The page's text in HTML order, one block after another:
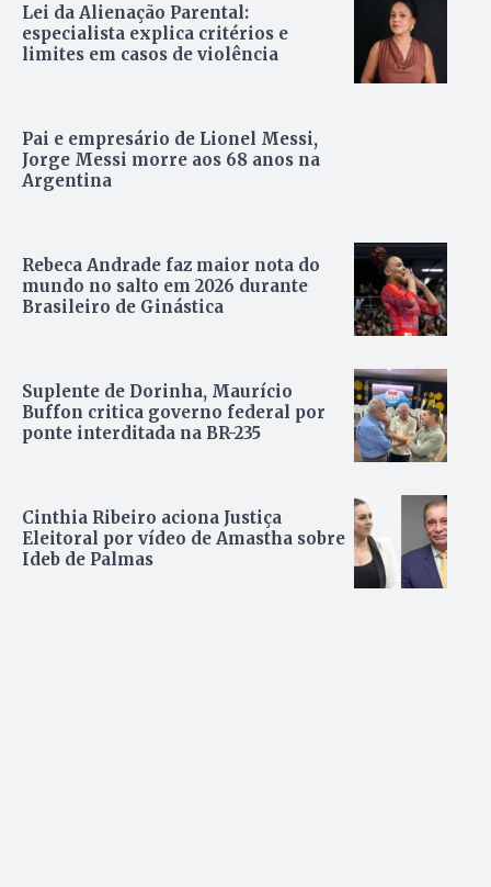
Lei da Alienação Parental:
especialista explica critérios e
limites em casos de violência
Pai e empresário de Lionel Messi,
Jorge Messi morre aos 68 anos na
Argentina
Rebeca Andrade faz maior nota do
mundo no salto em 2026 durante
Brasileiro de Ginástica
Suplente de Dorinha, Maurício
Buffon critica governo federal por
ponte interditada na BR-235
Cinthia Ribeiro aciona Justiça
Eleitoral por vídeo de Amastha sobre
Ideb de Palmas